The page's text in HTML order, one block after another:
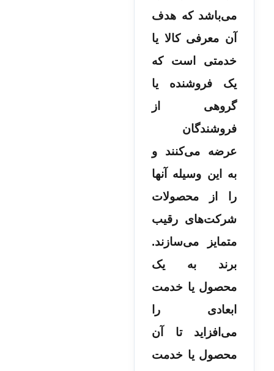
می‌باشد که هدف
آن معرفی کالا یا
خدمتی است که
یک فروشنده یا
گروهی از
فروشندگان
عرضه می‌کنند و
به این وسیله آنها
را از محصولات
شرکت‌های رقیب
متمایز می‌سازند.
برند به یک
محصول یا خدمت
ابعادی را
می‌افزاید تا آن
محصول یا خدمت